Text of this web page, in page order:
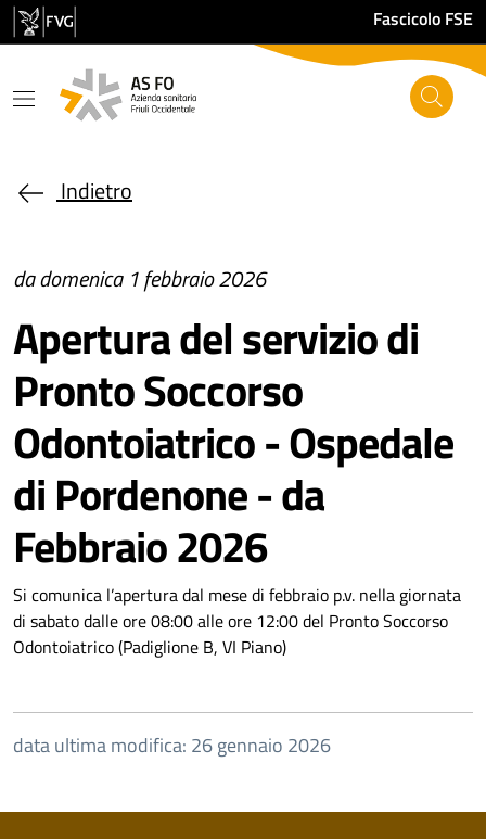
Salta al contenuto principale Fascicolo FSE
Indietro
da domenica 1 febbraio 2026
Apertura del servizio di
Pronto Soccorso
Odontoiatrico - Ospedale
di Pordenone - da
Febbraio 2026
Si comunica l’apertura dal mese di febbraio p.v. nella giornata
di sabato dalle ore 08:00 alle ore 12:00 del Pronto Soccorso
Odontoiatrico (Padiglione B, VI Piano)
data ultima modifica: 26 gennaio 2026